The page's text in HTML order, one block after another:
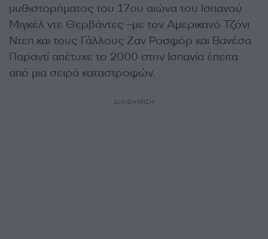
μυθιστορήματος του 17ου αιώνα του Ισπανού
Μιγκέλ ντε Θερβάντες –με τον Αμερικανό Τζόνι
Ντεπ και τους Γάλλους Ζαν Ροσφόρ και Βανέσα
Παραντί απέτυχε το 2000 στην Ισπανία έπειτα
από μια σειρά καταστροφών.
ΔΙΑΦΗΜΙΣΗ